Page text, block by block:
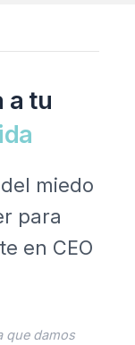
a tu
miedo
para
en CEO
que damos